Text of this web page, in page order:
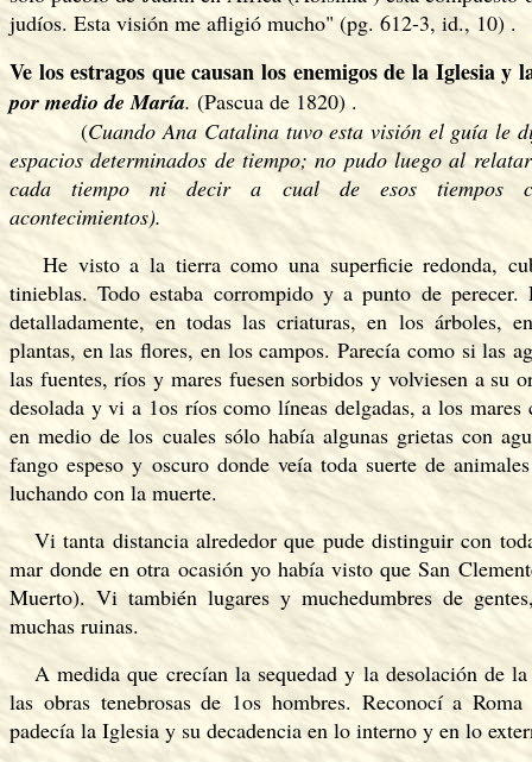
judíos. Esta visión me afligió mucho" (pg. 612-3, id., 10) .
Ve los estragos que causan los enemigos de la Iglesia
por medio de María. (Pascua de 1820) .
(Cuando Ana Catalina tuvo esta visión el guía le
espacios determinados de tiempo; no pudo luego al
cada tiempo ni decir a cual de esos tiempos
acontecimientos).
He visto a la tierra como una superficie redonda,
tinieblas. Todo estaba corrompido y a punto de
detalladamente, en todas las criaturas, en los árboles,
plantas, en las flores, en los campos. Parecía como si las
las fuentes, ríos y mares fuesen sorbidos y volviesen a su
desolada y vi a 1os ríos como líneas delgadas, a los mares
en medio de los cuales sólo había algunas grietas con
fango espeso y oscuro donde veía toda suerte de
luchando con la muerte.
Vi tanta distancia alrededor que pude distinguir con
mar donde en otra ocasión yo había visto que San
Muerto). Vi también lugares y muchedumbres de
muchas ruinas.
A medida que crecían la sequedad y la desolación de la
las obras tenebrosas de 1os hombres. Reconocí a
padecía la Iglesia y su decadencia en lo interno y en lo